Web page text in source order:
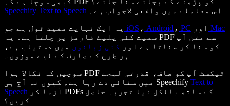
Speechify Text to Speech
اس معاملے میں واقعی لاجواب ہے۔
یہ ایک نہایت مفید ٹول ہے جو iOS ، Android ، PC اور Mac
سمیت کئی پلیٹ فارمز پر چلتا ہے۔ یہ PDF سے متن آپ
کو سنا کر سناتا ہے اور
کئی زبانوں میں دستیاب ہے،
ہر طرح کے صارف کے لیے موزوں۔
سوچیں کہ نکالا ہوا PDF ٹیکسٹ آپ کو صاف، قدرتی لہجے
میں سنائی دے رہا ہے۔ کیوں نہ آج ہی Speechify Text to
Speech
کریں؟